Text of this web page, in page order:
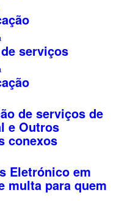
serviços
de serviços de
e Outros
conexos
Eletrónico em
multa para quem